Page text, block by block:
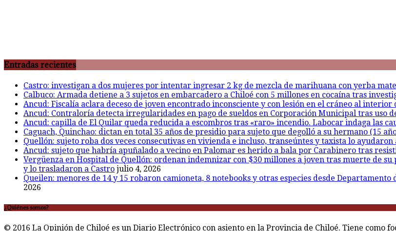
Entradas recientes
Castro: investigan a dos mujeres por intentar ingresar 2 kg de mezcla de marihuana con yerba
Calbuco: Armada detiene a 3 sujetos en embarcadero a Chiloé con 5 millones en cocaína tras
Ancud: Fiscalía aclara deceso de joven encontrado inconsciente y con lesión en el cráneo al interior
Ancud: Contraloría detecta irregularidades en pago de sueldos en Corporación Municipal tras uso
Ancud: capilla de El Quilar queda reducida a escombros tras «raro» incendio. Labocar indaga las
Caguach, Quinchao: dictan en total 35 años de presidio para sujeto que degolló a su hermano (15
Quellón: sujeto roba dos veces consecutivas en vivienda e incluso, transeúntes y taxista lo
Ancud: sujeto que habría apuñalado a vecino en Palomar es herido a bala por Carabinero tras
Vergüenza en Hospital de Quellón: ordenan indemnizar con $30 millones a joven tras muerte de
y lo trasladaron a Castro julio 4, 2026
Queilen: menores de 14 y 15 robaron camioneta, 8 notebooks y otras especies desde
2026
¿Quiénes somos?
© 2016 La Opinión de Chiloé es un Diario Electrónico con asiento en la Provincia de Chiloé. Tiene como